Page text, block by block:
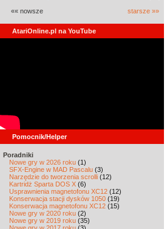
«« nowsze starsze »»
AtariOnline.pl na YouTube
Pomocnik/Helper
Poradniki
Nowe gry w 2026 roku (1)
SFX-Engine w MAD Pascalu (3)
Narzędzie do tworzenia scrolli (12)
Kartridż Sparta DOS X (6)
Usprawnienia magnetofonu XC12 (12)
Konserwacja stacji dysków 1050 (19)
Konserwacja magnetofonu XC12 (15)
Nowe gry w 2020 roku (2)
Nowe gry w 2019 roku (35)